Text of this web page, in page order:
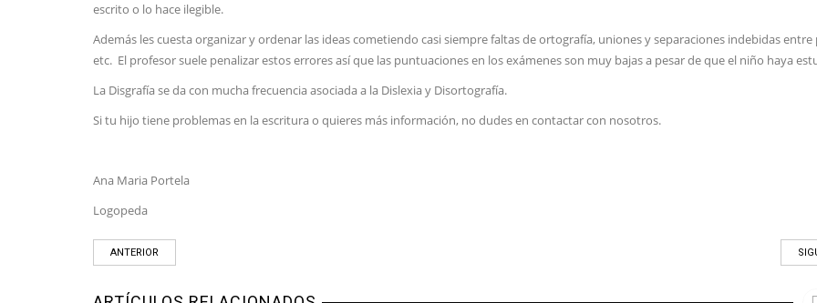
escrito o lo hace ilegible.
Además les cuesta organizar y ordenar las ideas cometiendo casi siempre faltas de ortografía, uniones y separaciones indebidas entre
etc. El profesor suele penalizar estos errores así que las puntuaciones en los exámenes son muy bajas a pesar de que el niño haya
La Disgrafía se da con mucha frecuencia asociada a la Dislexia y Disortografía.
Si tu hijo tiene problemas en la escritura o quieres más información, no dudes en contactar con nosotros.
Ana Maria Portela
Logopeda
ANTERIOR